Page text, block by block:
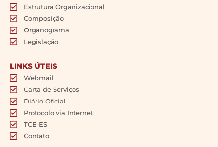
Estrutura Organizacional
Composição
Organograma
Legislação
LINKS ÚTEIS
Webmail
Carta de Serviços
Diário Oficial
Protocolo via Internet
TCE-ES
Contato